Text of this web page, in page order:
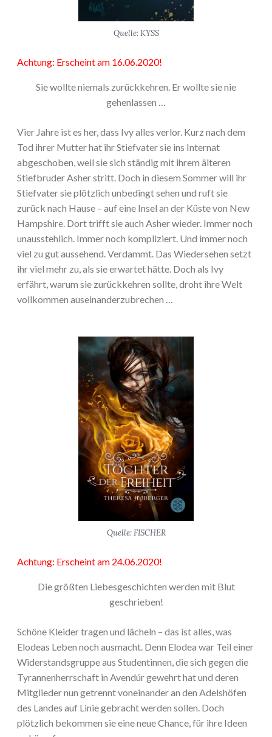
Quelle: KYSS
Achtung: Erscheint am 16.06.2020!
Sie wollte niemals zurückkehren. Er wollte sie nie
gehenlassen …
Vier Jahre ist es her, dass Ivy alles verlor. Kurz nach dem
Tod ihrer Mutter hat ihr Stiefvater sie ins Internat
abgeschoben, weil sie sich ständig mit ihrem älteren
Stiefbruder Asher stritt. Doch in diesem Sommer will ihr
Stiefvater sie plötzlich unbedingt sehen und ruft sie
zurück nach Hause – auf eine Insel an der Küste von New
Hampshire. Dort trifft sie auch Asher wieder. Immer noch
unausstehlich. Immer noch kompliziert. Und immer noch
viel zu gut aussehend. Verdammt. Das Wiedersehen setzt
ihr viel mehr zu, als sie erwartet hätte. Doch als Ivy
erfährt, warum sie zurückkehren sollte, droht ihre Welt
vollkommen auseinanderzubrechen …
Quelle: FISCHER
Achtung: Erscheint am 24.06.2020!
Die größten Liebesgeschichten werden mit Blut
geschrieben!
Schöne Kleider tragen und lächeln – das ist alles, was
Elodeas Leben noch ausmacht. Denn Elodea war Teil einer
Widerstandsgruppe aus Studentinnen, die sich gegen die
Tyrannenherrschaft in Avendúr gewehrt hat und deren
Mitglieder nun getrennt voneinander an den Adelshöfen
des Landes auf Linie gebracht werden sollen. Doch
plötzlich bekommen sie eine neue Chance, für ihre Ideen